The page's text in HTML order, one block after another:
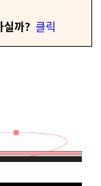
실까? 클릭